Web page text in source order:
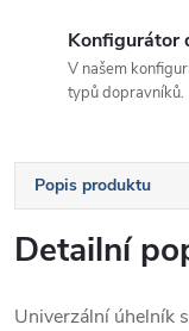
Konfigurátor
V našem
typů dopravníků.
Popis produktu
Detailní
Univerzální úhelník